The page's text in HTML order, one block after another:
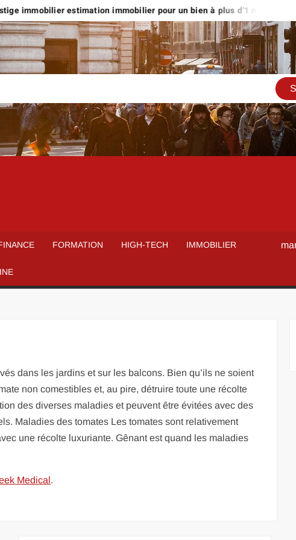
estimation immobilier pour un bien à plus d’1 million d’euros
FORMATION HIGH-TECH IMMOBILIER
dans les jardins et sur les balcons. Bien qu’ils ne soient
non comestibles et, au pire, détruire toute une récolte
des diverses maladies et peuvent être évitées avec des
Maladies des tomates Les tomates sont relativement
une récolte luxuriante. Gênant est quand les maladies
Medical.